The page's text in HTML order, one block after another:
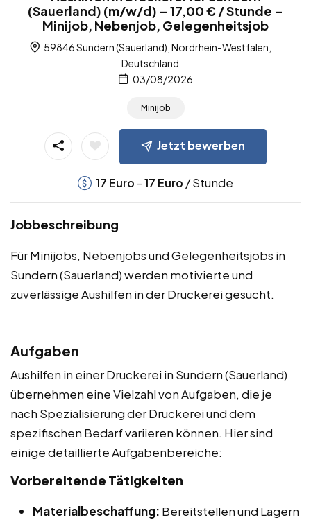
(Sauerland) (m/w/d) – 17,00 € / Stunde –
Minijob, Nebenjob, Gelegenheitsjob
59846 Sundern (Sauerland), Nordrhein-Westfalen,
Deutschland
03/08/2026
Minijob
Jetzt bewerben
17 Euro -17 Euro / Stunde
Jobbeschreibung
Für Minijobs, Nebenjobs und Gelegenheitsjobs in
Sundern (Sauerland) werden motivierte und
zuverlässige Aushilfen in der Druckerei gesucht.
Aufgaben
Aushilfen in einer Druckerei in Sundern (Sauerland)
übernehmen eine Vielzahl von Aufgaben, die je
nach Spezialisierung der Druckerei und dem
spezifischen Bedarf variieren können. Hier sind
einige detaillierte Aufgabenbereiche:
Vorbereitende Tätigkeiten
Materialbeschaffung: Bereitstellen und Lagern